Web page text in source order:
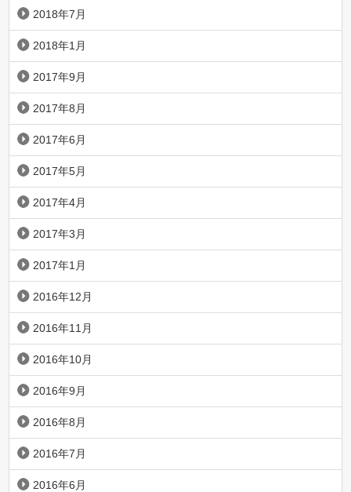
2018年7月
2018年1月
2017年9月
2017年8月
2017年6月
2017年5月
2017年4月
2017年3月
2017年1月
2016年12月
2016年11月
2016年10月
2016年9月
2016年8月
2016年7月
2016年6月